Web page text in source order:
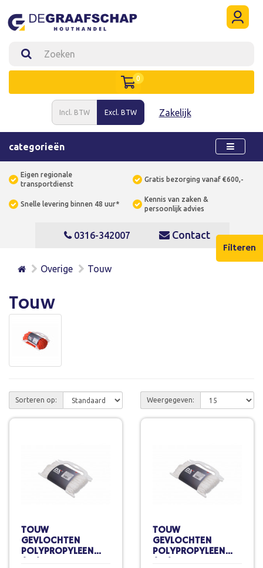
Filteren
Incl. BTW Excl. BTW Zakelijk
0
categorieën
Eigen regionale
transportdienst
Gratis bezorging vanaf €600,-
Snelle levering binnen 48 uur*
Kennis van zaken &
persoonlijk advies
0316-342007 Contact
Overige Touw
Touw
Sorteren op: Weergegeven:
TOUW
GEVLOCHTEN
POLYPROPYLEEN
TOUW
GEVLOCHTEN
POLYPROPYLEEN